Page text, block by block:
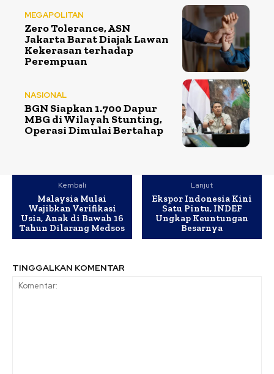
MEGAPOLITAN
Zero Tolerance, ASN
Jakarta Barat Diajak Lawan
Kekerasan terhadap
Perempuan
NASIONAL
BGN Siapkan 1.700 Dapur
MBG di Wilayah Stunting,
Operasi Dimulai Bertahap
Kembali
Malaysia Mulai
Wajibkan Verifikasi
Usia, Anak di Bawah 16
Tahun Dilarang Medsos
Lanjut
Ekspor Indonesia Kini
Satu Pintu, INDEF
Ungkap Keuntungan
Besarnya
TINGGALKAN KOMENTAR